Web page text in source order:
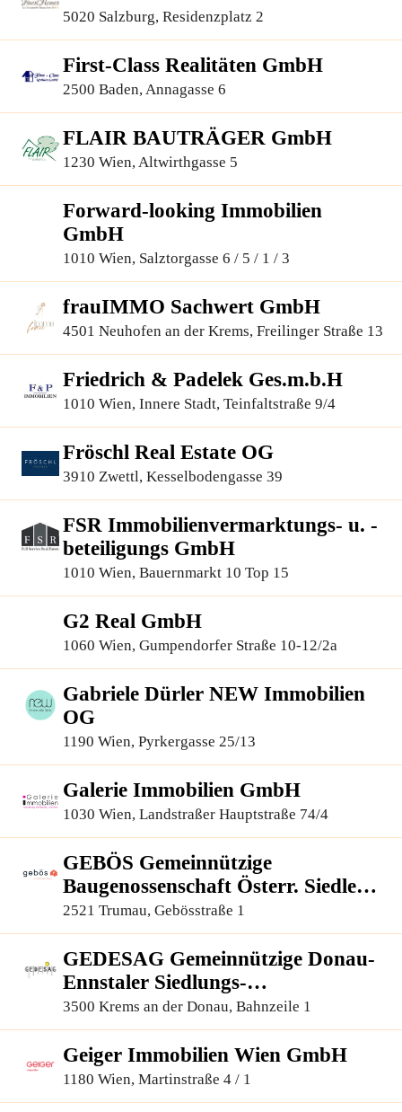
5020 Salzburg, Residenzplatz 2
First-Class Realitäten GmbH
2500 Baden, Annagasse 6
FLAIR BAUTRÄGER GmbH
1230 Wien, Altwirthgasse 5
Forward-looking Immobilien
GmbH
1010 Wien, Salztorgasse 6 / 5 / 1 / 3
frauIMMO Sachwert GmbH
4501 Neuhofen an der Krems, Freilinger Straße 13
Friedrich & Padelek Ges.m.b.H
1010 Wien, Innere Stadt, Teinfaltstraße 9/4
Fröschl Real Estate OG
3910 Zwettl, Kesselbodengasse 39
FSR Immobilienvermarktungs- u. -
beteiligungs GmbH
1010 Wien, Bauernmarkt 10 Top 15
G2 Real GmbH
1060 Wien, Gumpendorfer Straße 10-12/2a
Gabriele Dürler NEW Immobilien
OG
1190 Wien, Pyrkergasse 25/13
Galerie Immobilien GmbH
1030 Wien, Landstraßer Hauptstraße 74/4
GEBÖS Gemeinnützige
Baugenossenschaft Österr. Siedler
und Mieter, reg.Gen.m.b.H.
2521 Trumau, Gebösstraße 1
GEDESAG Gemeinnützige Donau-
Ennstaler Siedlungs-
Aktiengesellschaft
3500 Krems an der Donau, Bahnzeile 1
Geiger Immobilien Wien GmbH
1180 Wien, Martinstraße 4 / 1